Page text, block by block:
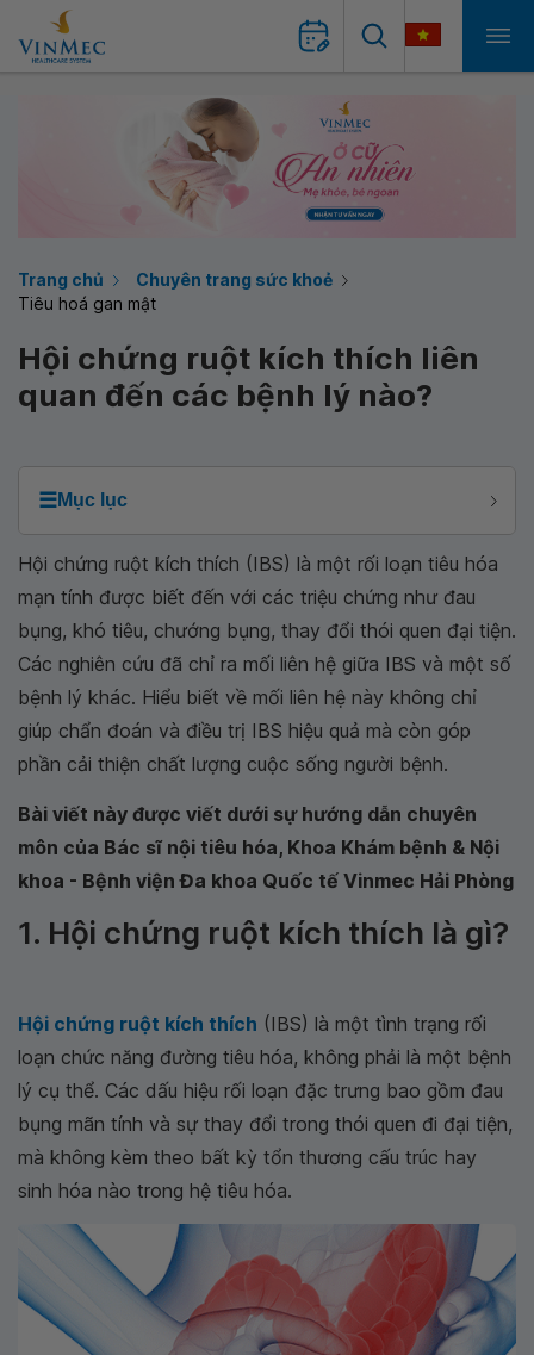
Trang chủ
Chuyên trang sức khoẻ
Tiêu hoá gan mật
Hội chứng ruột kích thích liên
quan đến các bệnh lý nào?
☰Mục lục
Hội chứng ruột kích thích (IBS) là một rối loạn tiêu hóa
mạn tính được biết đến với các triệu chứng như đau
bụng, khó tiêu, chướng bụng, thay đổi thói quen đại tiện.
Các nghiên cứu đã chỉ ra mối liên hệ giữa IBS và một số
bệnh lý khác. Hiểu biết về mối liên hệ này không chỉ
giúp chẩn đoán và điều trị IBS hiệu quả mà còn góp
phần cải thiện chất lượng cuộc sống người bệnh.
Bài viết này được viết dưới sự hướng dẫn chuyên
môn của Bác sĩ nội tiêu hóa, Khoa Khám bệnh & Nội
khoa - Bệnh viện Đa khoa Quốc tế Vinmec Hải Phòng
1. Hội chứng ruột kích thích là gì?
Hội chứng ruột kích thích (IBS) là một tình trạng rối
loạn chức năng đường tiêu hóa, không phải là một bệnh
lý cụ thể. Các dấu hiệu rối loạn đặc trưng bao gồm đau
bụng mãn tính và sự thay đổi trong thói quen đi đại tiện,
mà không kèm theo bất kỳ tổn thương cấu trúc hay
sinh hóa nào trong hệ tiêu hóa.